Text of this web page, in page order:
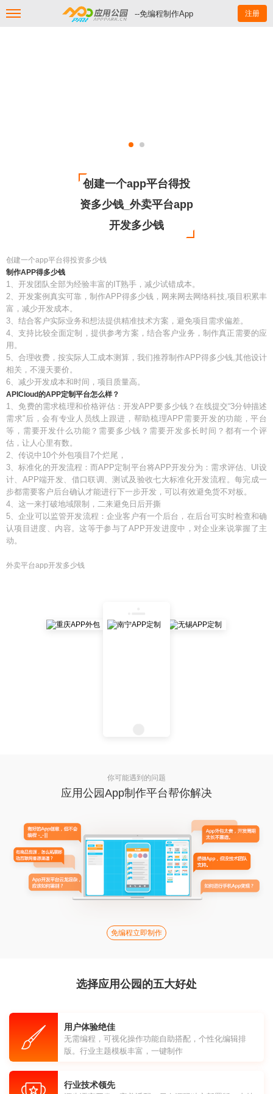
--免编程制作App 注册
创建一个app平台得投
资多少钱_外卖平台app
开发多少钱
创建一个app平台得投资多少钱
制作APP得多少钱
1、开发团队全部为经验丰富的IT熟手，减少试错成本。
2、开发案例真实可靠，制作APP得多少钱，网来网去网络科技,项目积累丰
富，减少开发成本。
3、结合客户实际业务和想法提供精准技术方案，避免项目需求偏差。
4、支持比较全面定制，提供参考方案，结合客户业务，制作真正需要的应
用。
5、合理收费，按实际人工成本测算，我们推荐制作APP得多少钱,其他设计
相关，不漫天要价。
6、减少开发成本和时间，项目质量高。
APICloud的APP定制平台怎么样？
1、免费的需求梳理和价格评估：开发APP要多少钱？在线提交“3分钟描述
需求”后，会有专业人员线上跟进，帮助梳理APP需要开发的功能，平台
等，需要开发什么功能？需要多少钱？需要开发多长时间？都有一个评
估，让人心里有数。
2、传说中10个外包项目7个烂尾，
3、标准化的开发流程：而APP定制平台将APP开发分为：需求评估、UI设
计、APP端开发、借口联调、测试及验收七大标准化开发流程。每完成一
步都需要客户后台确认才能进行下一步开发，可以有效避免货不对板。
4、这一来打破地域限制，二来避免日后开撕
5、企业可以监管开发流程：企业客户有一个后台，在后台可实时检查和确
认项目进度、内容。这等于参与了APP开发进度中，对企业来说掌握了主
动。
外卖平台app开发多少钱
你可能遇到的问题
应用公园App制作平台帮你解决
免编程立即制作
选择应用公园的五大好处
用户体验绝佳
无需编程，可视化操作功能自助搭配，个性化编辑排
版。行业主题模板丰富，一键制作
行业技术领先